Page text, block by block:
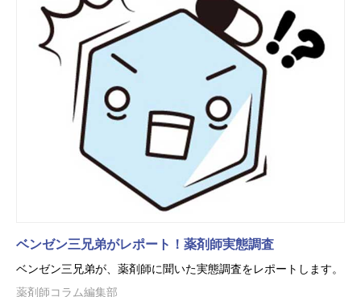
ベンゼン三兄弟がレポート！薬剤師実態調査
ベンゼン三兄弟が、薬剤師に聞いた実態調査をレポートします。
薬剤師コラム編集部